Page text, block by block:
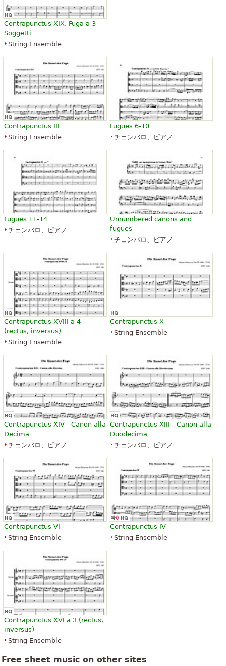
Contrapunctus XIX, Fuga a 3
Soggetti
String Ensemble
Contrapunctus III
String Ensemble
Fugues 6-10
チェンバロ、ピアノ
Fugues 11-14
チェンバロ、ピアノ
Unnumbered canons and
fugues
チェンバロ、ピアノ
Contrapunctus XVIII a 4
(rectus, inversus)
String Ensemble
Contrapunctus X
String Ensemble
Contrapunctus XIV - Canon alla
Decima
チェンバロ、ピアノ
Contrapunctus XIII - Canon alla
Duodecima
チェンバロ、ピアノ
Contrapunctus VI
String Ensemble
Contrapunctus IV
String Ensemble
Contrapunctus XVI a 3 (rectus,
inversus)
String Ensemble
Free sheet music on other sites